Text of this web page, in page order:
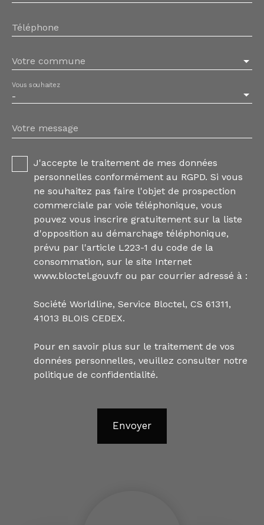
Téléphone
Votre commune
-
Vous souhaitez
Votre message
J'accepte le traitement de mes données
personnelles conformément au RGPD. Si vous
ne souhaitez pas faire l'objet de prospection
commerciale par voie téléphonique, vous
pouvez vous inscrire gratuitement sur la liste
d'opposition au démarchage téléphonique,
prévu par l'article L223-1 du code de la
consommation, sur le site Internet
www.bloctel.gouv.fr ou par courrier adressé à :
Société Worldline, Service Bloctel, CS 61311,
41013 BLOIS CEDEX.
Pour en savoir plus sur le traitement de vos
données personnelles, veuillez consulter notre
politique de confidentialité.
Envoyer